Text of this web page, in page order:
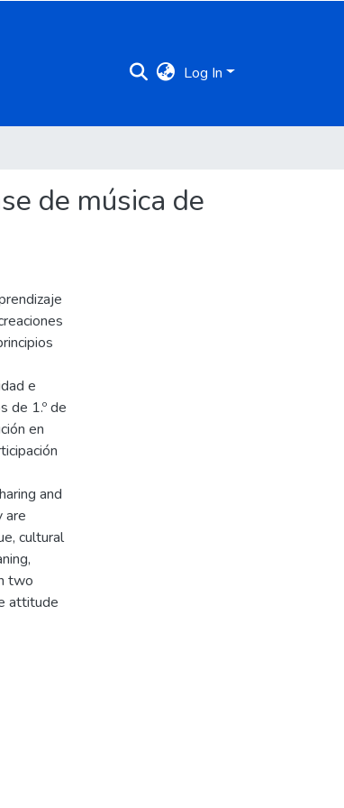
Log In
de música de
e
de 1.º de
en
and
are
cultural
two
attitude